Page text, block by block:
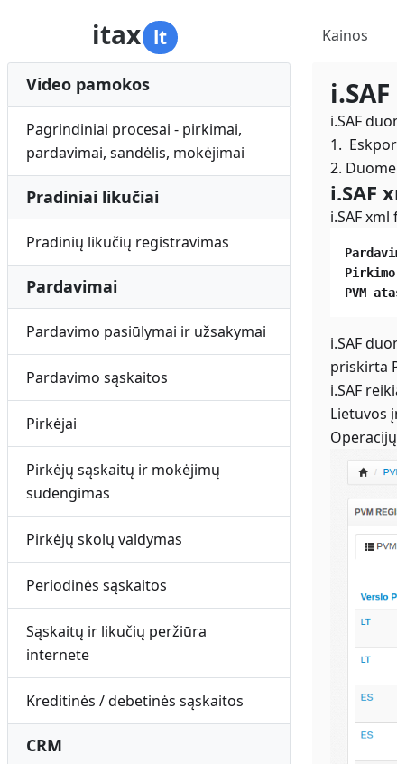
itax lt Kainos
Video pamokos
Pagrindiniai procesai - pirkimai,
pardavimai, sandėlis, mokėjimai
Pradiniai likučiai
Pradinių likučių registravimas
Pardavimai
Pardavimo pasiūlymai ir užsakymai
Pardavimo sąskaitos
Pirkėjai
Pirkėjų sąskaitų ir mokėjimų
sudengimas
Pirkėjų skolų valdymas
Periodinės sąskaitos
Sąskaitų ir likučių peržiūra
internete
Kreditinės / debetinės sąskaitos
CRM
i.SAF
i.SAF
1.
2.
i.SAF
i.SAF
PVM
i.SAF
priskirta
i.SAF
Lietuvos